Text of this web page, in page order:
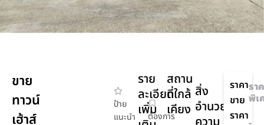
ขาย
ทาวน์
เฮ้าส์
ป้าย
แนะนำ
ต้องการ
ราย
ละเอียด
เพิ่ม
สถาน
ที่ใกล้
เคียง
สิ่ง
อำนวย
ราคา
ขาย
รา
พิเ
ราคา